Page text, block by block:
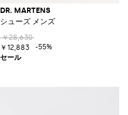
DR. MARTENS
シューズ メンズ
￥28,630
￥12,883
-55%